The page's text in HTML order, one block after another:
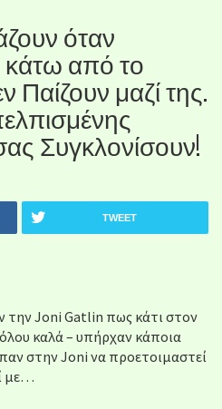
όταν
κάτω από το
Παίζουν μαζί της.
Συγκλονίσουν!
TWEET
την Joni Gatlin πως κάτι στον
καλά – υπήρχαν κάποια
στην Joni να προετοιμαστεί
με…